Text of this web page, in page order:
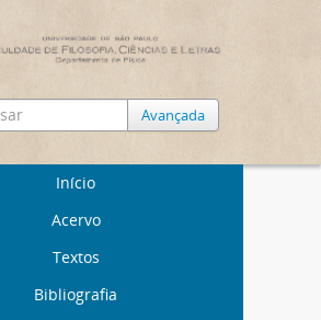
Avançada
Início
Acervo
Textos
Bibliografia